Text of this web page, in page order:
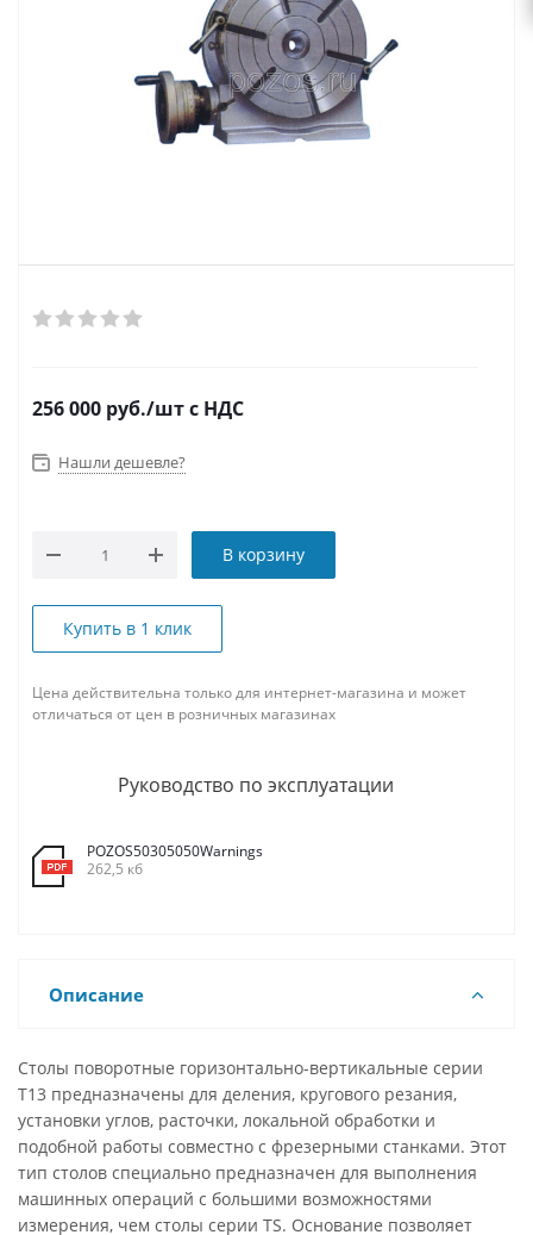
256 000 руб./штс НДС
Нашли дешевле?
В корзину
Купить в 1 клик
Цена действительна только для интернет-магазина и может
отличаться от цен в розничных магазинах
Руководство по эксплуатации
POZOS50305050Warnings
262,5 кб
Описание
Столы поворотные горизонтально-вертикальные серии
T13 предназначены для деления, кругового резания,
установки углов, расточки, локальной обработки и
подобной работы совместно с фрезерными станками. Этот
тип столов специально предназначен для выполнения
машинных операций с большими возможностями
измерения, чем столы серии TS. Основание позволяет